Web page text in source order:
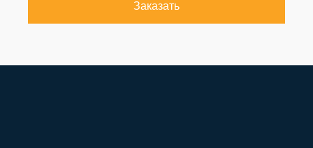
Заказать